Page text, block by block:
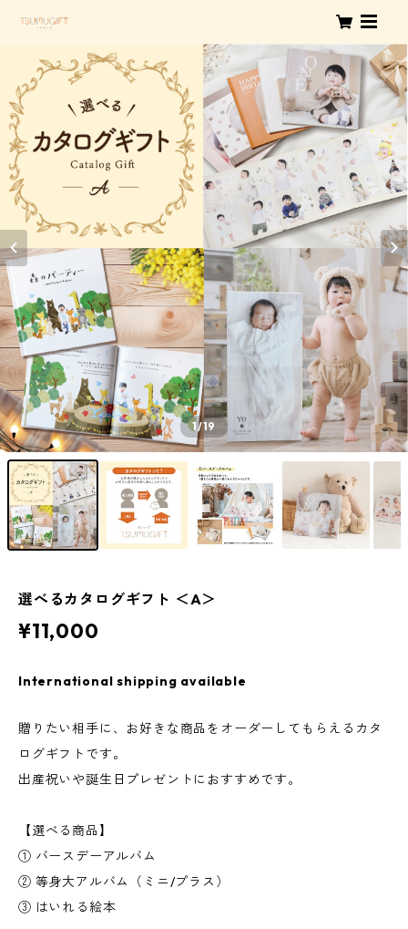
1/19
選べるカタログギフト ＜A＞
¥11,000
International shipping available
贈りたい相手に、お好きな商品をオーダーしてもらえるカタ
ログギフトです。
出産祝いや誕生日プレゼントにおすすめです。
【選べる商品】
① バースデーアルバム
② 等身大アルバム（ミニ/プラス）
③ はいれる絵本